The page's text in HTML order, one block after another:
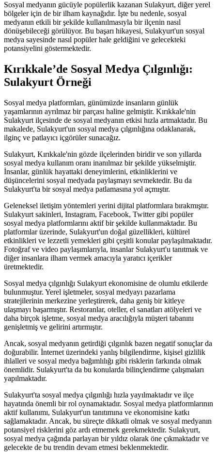
Sosyal medyanın gücüyle popülerlik kazanan Sulakyurt, diğer yerel
bölgeler için de bir ilham kaynağıdır. İşte bu nedenle, sosyal
medyanın etkili bir şekilde kullanılmasıyla bir ilçenin nasıl
dönüşebileceği görülüyor. Bu başarı hikayesi, Sulakyurt'un sosyal
medya sayesinde nasıl popüler hale geldiğini ve gelecekteki
potansiyelini göstermektedir.
Kırıkkale’de Sosyal Medya Çılgınlığı:
Sulakyurt Örneği
Sosyal medya platformları, günümüzde insanların günlük
yaşamlarının ayrılmaz bir parçası haline gelmiştir. Kırıkkale'nin
Sulakyurt ilçesinde de sosyal medyanın etkisi hızla artmaktadır. Bu
makalede, Sulakyurt'un sosyal medya çılgınlığına odaklanarak,
ilginç ve patlayıcı içgörüler sunacağız.
Sulakyurt, Kırıkkale'nin gözde ilçelerinden biridir ve son yıllarda
sosyal medya kullanım oranı inanılmaz bir şekilde yükselmiştir.
İnsanlar, günlük hayattaki deneyimlerini, etkinliklerini ve
düşüncelerini sosyal medyada paylaşmayı sevmektedir. Bu da
Sulakyurt'ta bir sosyal medya patlamasına yol açmıştır.
Geleneksel iletişim yöntemleri yerini dijital platformlara bırakmıştır.
Sulakyurt sakinleri, Instagram, Facebook, Twitter gibi popüler
sosyal medya platformlarını aktif bir şekilde kullanmaktadır. Bu
platformlar üzerinde, Sulakyurt'un doğal güzellikleri, kültürel
etkinlikleri ve lezzetli yemekleri gibi çeşitli konular paylaşılmaktadır.
Fotoğraf ve video paylaşımlarıyla, insanlar Sulakyurt'u tanıtmak ve
diğer insanlara ilham vermek amacıyla yaratıcı içerikler
üretmektedir.
Sosyal medya çılgınlığı Sulakyurt ekonomisine de olumlu etkilerde
bulunmuştur. Yerel işletmeler, sosyal medyayı pazarlama
stratejilerinin merkezine yerleştirerek, daha geniş bir kitleye
ulaşmayı başarmıştır. Restoranlar, oteller, el sanatları atölyeleri ve
daha birçok işletme, sosyal medya aracılığıyla müşteri tabanını
genişletmiş ve gelirini artırmıştır.
Ancak, sosyal medyanın getirdiği çılgınlık bazen negatif sonuçlar da
doğurabilir. İnternet üzerindeki yanlış bilgilendirme, kişisel gizlilik
ihlalleri ve sosyal medya bağımlılığı gibi risklerin farkında olmak
önemlidir. Sulakyurt'ta da bu konularda bilinçlendirme çalışmaları
yapılmaktadır.
Sulakyurt'ta sosyal medya çılgınlığı hızla yayılmaktadır ve ilçe
hayatında önemli bir rol oynamaktadır. Sosyal medya platformlarının
aktif kullanımı, Sulakyurt'un tanıtımına ve ekonomisine katkı
sağlamaktadır. Ancak, bu süreçte dikkatli olmak ve sosyal medyanın
potansiyel risklerini göz ardı etmemek gerekmektedir. Sulakyurt,
sosyal medya çağında parlayan bir yıldız olarak öne çıkmaktadır ve
gelecekte de bu trendin devam etmesi beklenmektedir.